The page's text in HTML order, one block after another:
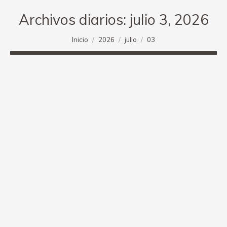
Archivos diarios: julio 3, 2026
Estás aquí:
Inicio 2026 julio 03